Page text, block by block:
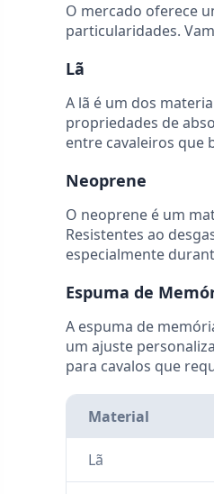
O mercado oferece
particularidades.
Lã
A lã é um dos
propriedades de
entre cavaleiros que
Neoprene
O neoprene é um
Resistentes ao
especialmente
Espuma de
A espuma de
um ajuste
para cavalos que
Material
Lã